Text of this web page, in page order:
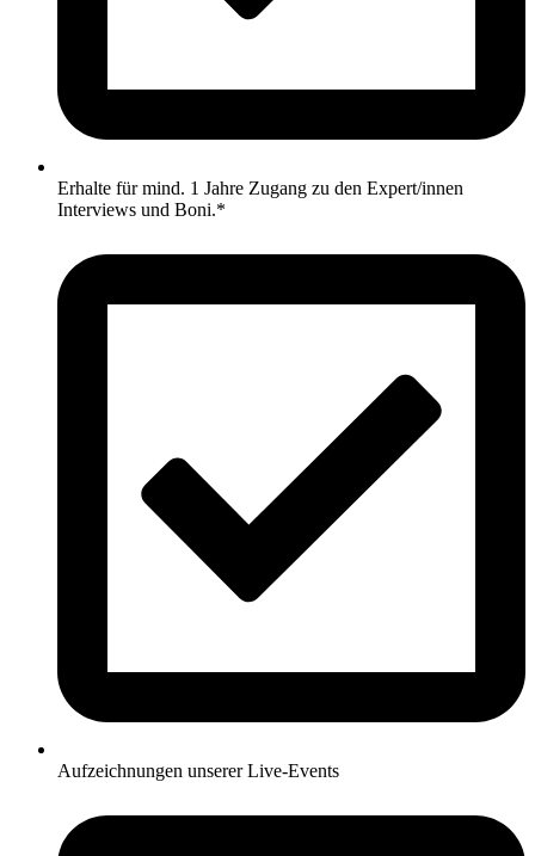
Erhalte für mind. 1 Jahre Zugang zu den Expert/innen
Interviews und Boni.*
Aufzeichnungen unserer Live-Events